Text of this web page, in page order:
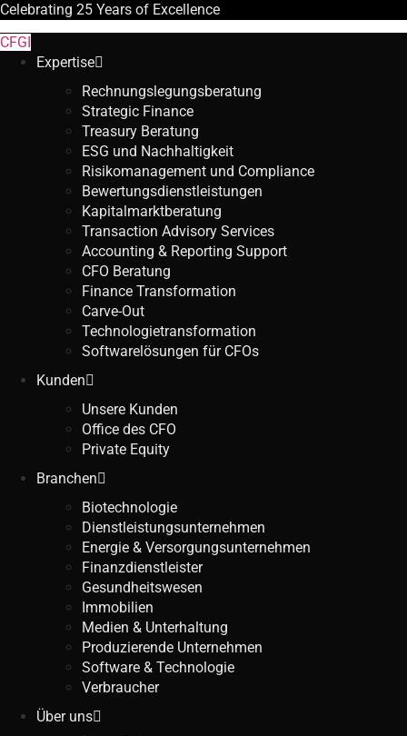
Celebrating 25 Years of Excellence
CFGI
Expertise
Rechnungslegungsberatung
Strategic Finance
Treasury Beratung
ESG und Nachhaltigkeit
Risikomanagement und Compliance
Bewertungsdienstleistungen
Kapitalmarktberatung
Transaction Advisory Services
Accounting & Reporting Support
CFO Beratung
Finance Transformation
Carve-Out
Technologietransformation
Softwarelösungen für CFOs
Kunden
Unsere Kunden
Office des CFO
Private Equity
Branchen
Biotechnologie
Dienstleistungsunternehmen
Energie & Versorgungsunternehmen
Finanzdienstleister
Gesundheitswesen
Immobilien
Medien & Unterhaltung
Produzierende Unternehmen
Software & Technologie
Verbraucher
Über uns